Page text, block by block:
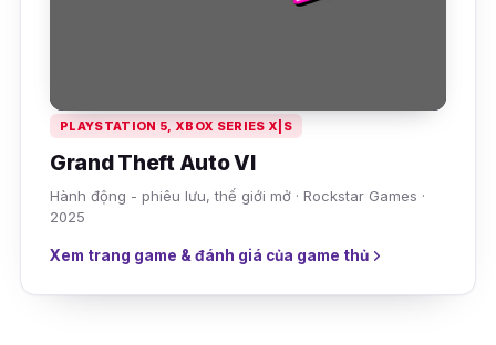
PLAYSTATION 5, XBOX SERIES X|S
Grand Theft Auto VI
Hành động - phiêu lưu, thế giới mở · Rockstar Games ·
2025
Xem trang game & đánh giá của game thủ